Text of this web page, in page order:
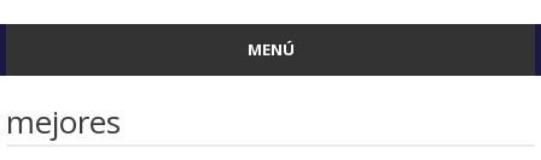
MENÚ
mejores